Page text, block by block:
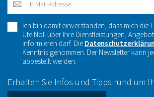
Ich bin damit einverstanden, dass mich die
Ute Noll über Ihre Dienstleistungen,
informieren darf. Die
Kenntnis genommen. Der Newsletter kann
abbestellt werden.
Erhalten Sie Infos und Tipps rund um